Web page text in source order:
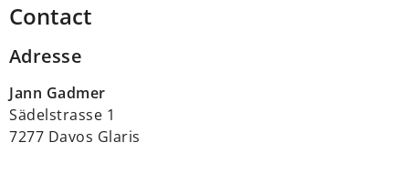
Contact
Adresse
Jann Gadmer
Sädelstrasse 1
7277 Davos Glaris